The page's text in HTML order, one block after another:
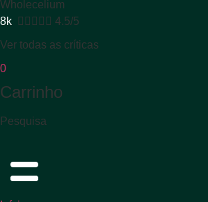
Wholecelium
8k      4.5/5
Ver todas as críticas
0
Carrinho
Pesquisa